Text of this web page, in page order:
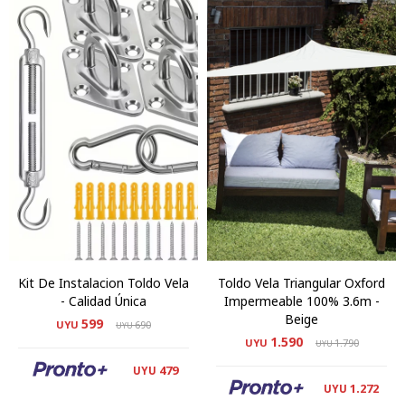
Kit De Instalacion Toldo Vela
- Calidad Única
UYU 599 UYU690
UYU 479
Toldo Vela Triangular Oxford
Impermeable 100% 3.6m -
Beige
UYU 1.590 UYU1.790
UYU 1.272